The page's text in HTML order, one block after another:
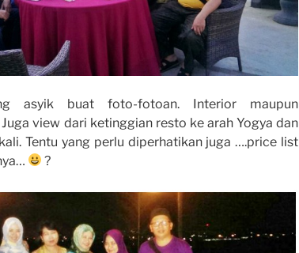
asyik buat foto-fotoan. Interior maupun
view dari ketinggian resto ke arah Yogya dan
Tentu yang perlu diperhatikan juga ….price list
?